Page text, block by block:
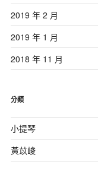
2019 年 2 月
2019 年 1 月
2018 年 11 月
分類
小提琴
黃苡峻